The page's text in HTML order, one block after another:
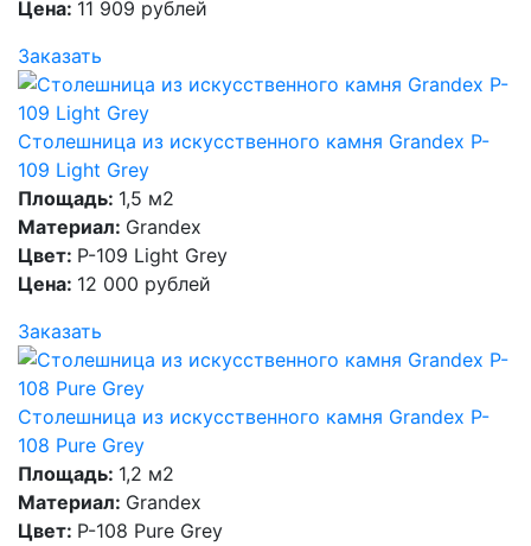
Цена: 11 909 рублей
Заказать
Столешница из искусственного камня Grandex P-
109 Light Grey
Площадь: 1,5 м2
Материал: Grandex
Цвет: P-109 Light Grey
Цена: 12 000 рублей
Заказать
Столешница из искусственного камня Grandex P-
108 Pure Grey
Площадь: 1,2 м2
Материал: Grandex
Цвет: P-108 Pure Grey